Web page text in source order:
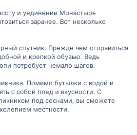
и уединение Монастыря
заранее. Вот несколько
спутник. Прежде чем отправиться
и крепкой обувью. Ведь
потребует немало шагов.
Помимо бутылки с водой и
с собой плед и вкусности. С
под соснами, вы сможете
местности.